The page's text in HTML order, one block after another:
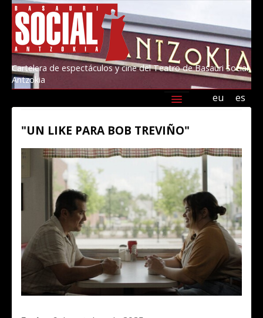
Cartelera de espectáculos y cine del Teatro de Basauri Social
Antzokia
es
eu
"UN LIKE PARA BOB TREVIÑO"